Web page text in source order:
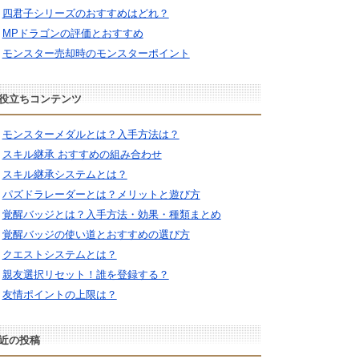
四君子シリーズのおすすめはどれ？
MPドラゴンの評価とおすすめ
モンスター売却時のモンスターポイント
立ちコンテンツ
モンスターメダルとは？入手方法は？
スキル継承 おすすめの組み合わせ
スキル継承システムとは？
パズドラレーダーとは？メリットと遊び方
覚醒バッジとは？入手方法・効果・種類まとめ
覚醒バッジの使い道とおすすめの選び方
クエストシステムとは？
親友選択リセット！誰を登録する？
友情ポイントの上限は？
の投稿